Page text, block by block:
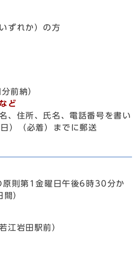
ずれか）の方
前納）
ど
、住所、氏名、電話番号を書い
）（必着）までに郵送
則第1金曜日午後6時30分か
）
江岩田駅前）